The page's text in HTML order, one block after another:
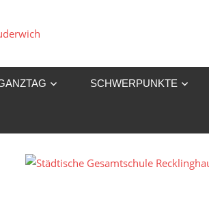
Gesamtschule
Suderwich
SCHWERPUNKTE